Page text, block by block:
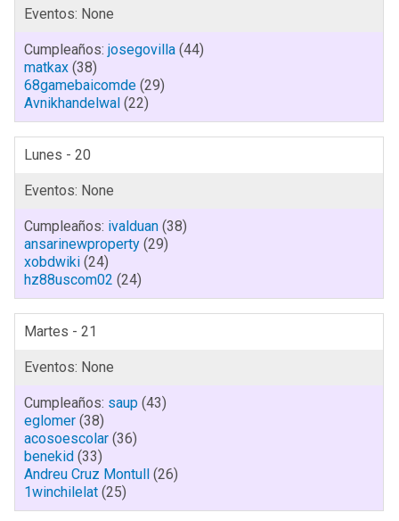
josegovilla (44)
matkax (38)
68gamebaicomde (29)
Avnikhandelwal (22)
Lunes - 20
ivalduan (38)
ansarinewproperty (29)
xobdwiki (24)
hz88uscom02 (24)
Martes - 21
saup (43)
eglomer (38)
acosoescolar (36)
benekid (33)
Andreu Cruz Montull
(26)
1winchilelat (25)